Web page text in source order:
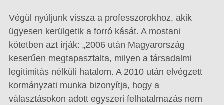
Végül nyúljunk vissza a professzorokhoz, akik
ügyesen kerülgetik a forró kását. A mostani
kötetben azt írják: „2006 után Magyarország
keserűen megtapasztalta, milyen a társadalmi
legitimitás nélküli hatalom. A 2010 után elvégzett
kormányzati munka bizonyítja, hogy a
választásokon adott egyszeri felhatalmazás nem